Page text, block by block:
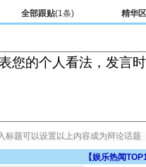
全部跟贴(1条) 精华区
【娱乐热闻